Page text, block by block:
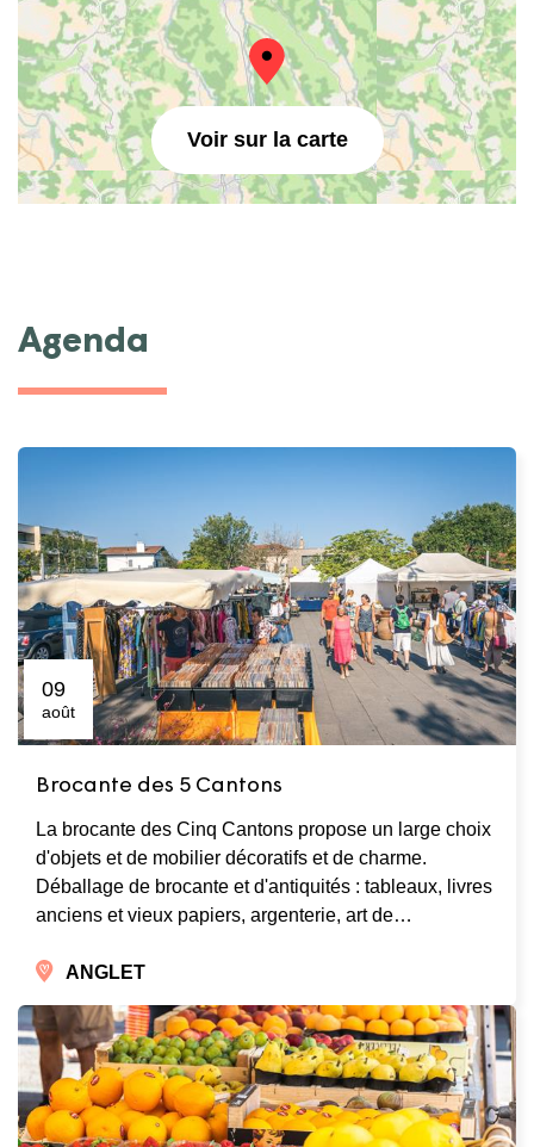
Voir sur la carte
Agenda
09
août
Brocante des 5 Cantons
La brocante des Cinq Cantons propose un large choix
d'objets et de mobilier décoratifs et de charme.
Déballage de brocante et d'antiquités : tableaux, livres
anciens et vieux papiers, argenterie, art de…
ANGLET